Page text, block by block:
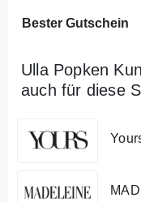
Bester Gutschein
Ulla Popken
auch für diese